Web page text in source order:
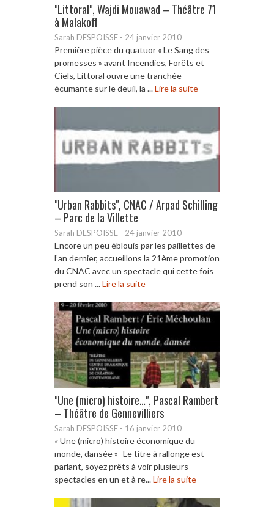
"Littoral", Wajdi Mouawad – Théâtre 71
à Malakoff
Sarah DESPOISSE - 24 janvier 2010
Première pièce du quatuor « Le Sang des
promesses » avant Incendies, Forêts et
Ciels, Littoral ouvre une tranchée
écumante sur le deuil, la ...Lire la suite
"Urban Rabbits", CNAC / Arpad Schilling
– Parc de la Villette
Sarah DESPOISSE - 24 janvier 2010
Encore un peu éblouis par les paillettes de
l’an dernier, accueillons la 21ème promotion
du CNAC avec un spectacle qui cette fois
prend son ...Lire la suite
"Une (micro) histoire…", Pascal Rambert
– Théâtre de Gennevilliers
Sarah DESPOISSE - 16 janvier 2010
« Une (micro) histoire économique du
monde, dansée » -Le titre à rallonge est
parlant, soyez prêts à voir plusieurs
spectacles en un et à re...Lire la suite